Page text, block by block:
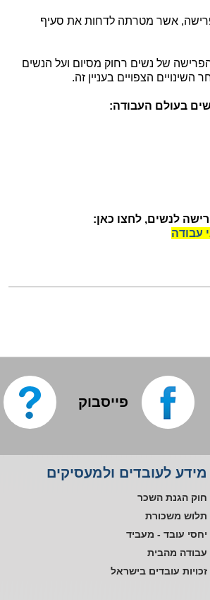
פרישה, אשר מטרתה לדחות את סעיף
הפרישה של נשים רחוק מסיום ועל הנשים
הצפויים בעניין זה.
בעולם העבודה:
לנשים, לחצו כאן:
עבודה
פייסבוק
מידע לעובדים ולמעסיקים
חוק הגנת השכר
תלוש משכורת
יחסי עובד - מעביד
עבודה מהבית
זכויות עובדים בישראל